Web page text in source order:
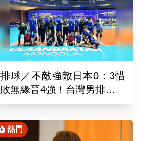
排球／不敵強敵日本0：3惜
敗無緣晉4強！台灣男排亞洲
東區排球錦標賽續拚最佳名
熱門